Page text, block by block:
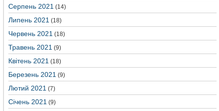
Серпень 2021 (14)
Липень 2021 (18)
Червень 2021 (18)
Травень 2021 (9)
Квітень 2021 (18)
Березень 2021 (9)
Лютий 2021 (7)
Січень 2021 (9)